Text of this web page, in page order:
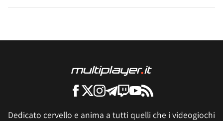
Dedicato cervello e anima a tutti quelli che i videogiochi